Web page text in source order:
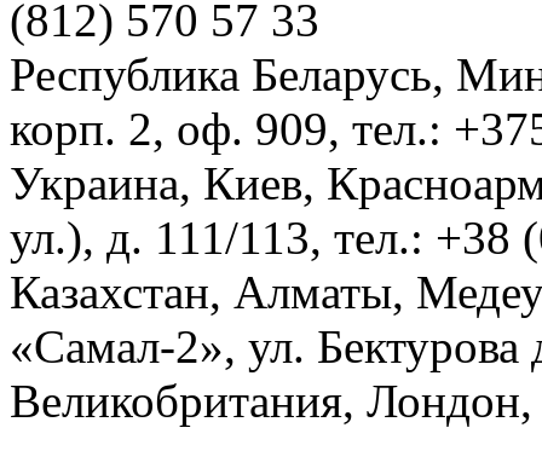
(812) 570 57 33
Республика Беларусь,
корп. 2, оф. 909, тел.:
Украина, Киев,
ул.), д. 111/113, тел.: +38
Казахстан, Алматы,
«Самал-2», ул.
Великобритания,